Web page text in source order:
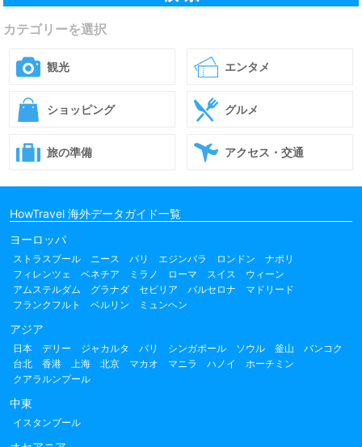
カテゴリーを選択
観光 エンタメ
ショッピング グルメ
旅の準備 アクセス・交通
HowTravel 海外データガイド一覧
ヨーロッパ
ストラスブール ニース パリ エジンバラ ロンドン
ナポリ
フィレンツェ
ベネチア ミラノ ローマ スイス
ウィーン
アムステルダム
グラナダ セビリア バルセロナ
マドリード
フランクフルト
ベルリン ミュンヘン
アジア
日本 デリー ジャカルタ バリ シンガポール ソウル 釜山
バンコク
台北
香港 上海 北京 マカオ マニラ ハノイ
ホーチミン
クアラルンプール
中東
イスタンブール